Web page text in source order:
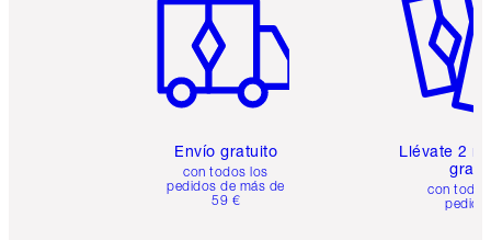
Envío gratuito
con todos los
pedidos de más de
59 €
Llévate 2
gratis
con